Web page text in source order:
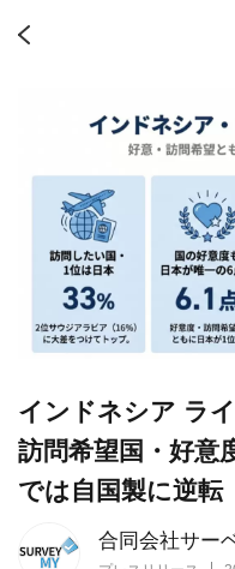
合同会社サー
インドネシア ラ
訪問希望国・好意
では自国製に逆転